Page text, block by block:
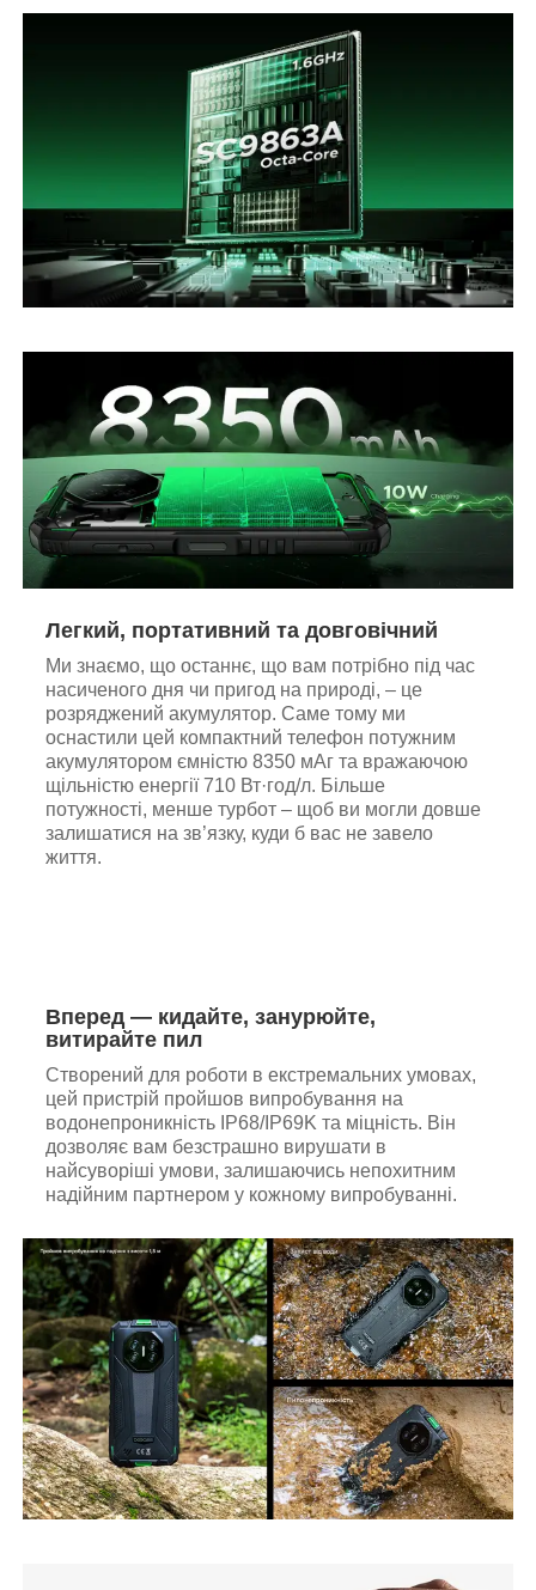
Легкий, портативний та довговічний
Ми знаємо, що останнє, що вам потрібно під час
насиченого дня чи пригод на природі, – це
розряджений акумулятор. Саме тому ми
оснастили цей компактний телефон потужним
акумулятором ємністю 8350 мАг та вражаючою
щільністю енергії 710 Вт·год/л. Більше
потужності, менше турбот – щоб ви могли довше
залишатися на зв’язку, куди б вас не завело
життя.
Вперед — кидайте, занурюйте,
витирайте пил
Створений для роботи в екстремальних умовах,
цей пристрій пройшов випробування на
водонепроникність IP68/IP69K та міцність. Він
дозволяє вам безстрашно вирушати в
найсуворіші умови, залишаючись непохитним
надійним партнером у кожному випробуванні.